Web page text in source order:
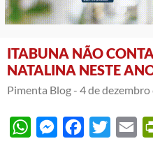
ITABUNA NÃO
NATALINA NESTE
Pimenta Blog - 4 de
WhatsAppMessengerFacebook
Twitter